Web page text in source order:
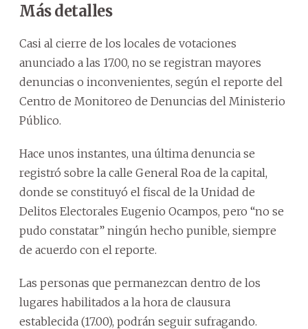
Más detalles
Casi al cierre de los locales de votaciones
anunciado a las 17.00, no se registran mayores
denuncias o inconvenientes, según el reporte del
Centro de Monitoreo de Denuncias del Ministerio
Público.
Hace unos instantes, una última denuncia se
registró sobre la calle General Roa de la capital,
donde se constituyó el fiscal de la Unidad de
Delitos Electorales Eugenio Ocampos, pero “no se
pudo constatar” ningún hecho punible, siempre
de acuerdo con el reporte.
Las personas que permanezcan dentro de los
lugares habilitados a la hora de clausura
establecida (17.00), podrán seguir sufragando.